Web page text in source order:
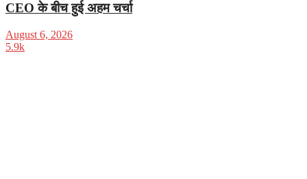
CEO के बीच हुई अहम चर्चा
August 6, 2026
5.9k